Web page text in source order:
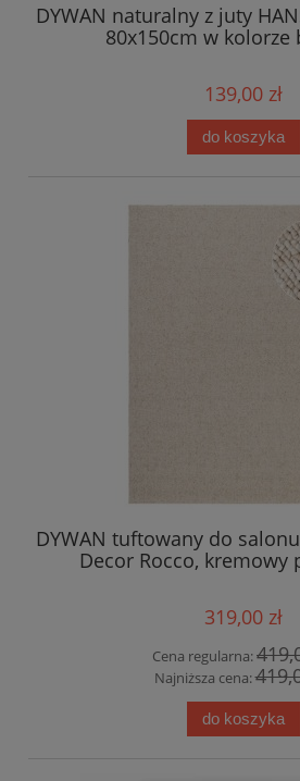
DYWAN naturalny z juty
80x150cm w kolorze
139,00 zł
do koszyka
DYWAN tuftowany do
Decor Rocco, kremowy
319,00 zł
Cena regularna:
Najniższa cena:
do koszyka